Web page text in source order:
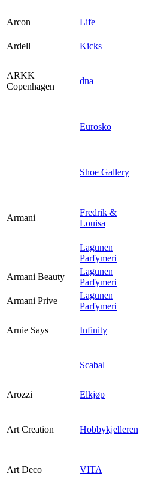
Arcon
Life
Ardell
Kicks
ARKK
Copenhagen
dna
Eurosko
Shoe Gallery
Armani
Fredrik &
Louisa
Lagunen
Parfymeri
Armani Beauty
Lagunen
Parfymeri
Armani Prive
Lagunen
Parfymeri
Arnie Says Infinity
Scabal
Arozzi
Elkjøp
Art Creation Hobbykjelleren
Art Deco VITA